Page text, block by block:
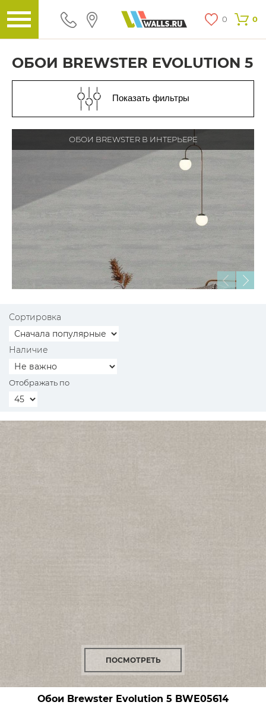
0 0
ОБОИ BREWSTER EVOLUTION 5
Показать фильтры
ОБОИ BREWSTER В ИНТЕРЬЕРЕ
Сортировка
Наличие
Отображать по
ПОСМОТРЕТЬ
Обои Brewster Evolution 5 BWE05614